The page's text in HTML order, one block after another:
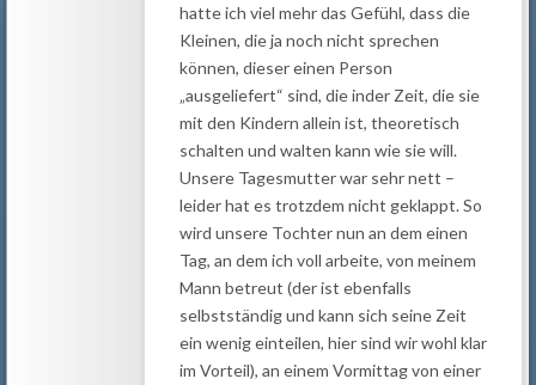
hatte ich viel mehr das Gefühl, dass die
Kleinen, die ja noch nicht sprechen
können, dieser einen Person
„ausgeliefert“ sind, die inder Zeit, die sie
mit den Kindern allein ist, theoretisch
schalten und walten kann wie sie will.
Unsere Tagesmutter war sehr nett –
leider hat es trotzdem nicht geklappt. So
wird unsere Tochter nun an dem einen
Tag, an dem ich voll arbeite, von meinem
Mann betreut (der ist ebenfalls
selbstständig und kann sich seine Zeit
ein wenig einteilen, hier sind wir wohl klar
im Vorteil), an einem Vormittag von einer